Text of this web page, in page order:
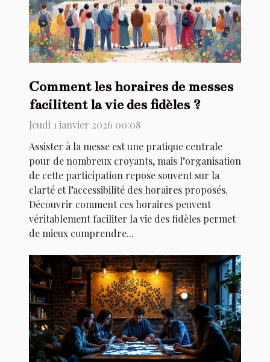
Comment les horaires de messes
facilitent la vie des fidèles ?
Jeudi 1 janvier 2026 00:08
Assister à la messe est une pratique centrale
pour de nombreux croyants, mais l’organisation
de cette participation repose souvent sur la
clarté et l’accessibilité des horaires proposés.
Découvrir comment ces horaires peuvent
véritablement faciliter la vie des fidèles permet
de mieux comprendre...